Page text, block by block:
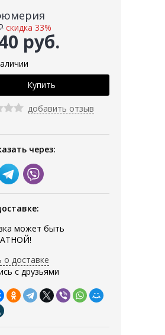
руб.
скидка 33%
добавить отзыв
через:
может быть
о доставке
с друзьями